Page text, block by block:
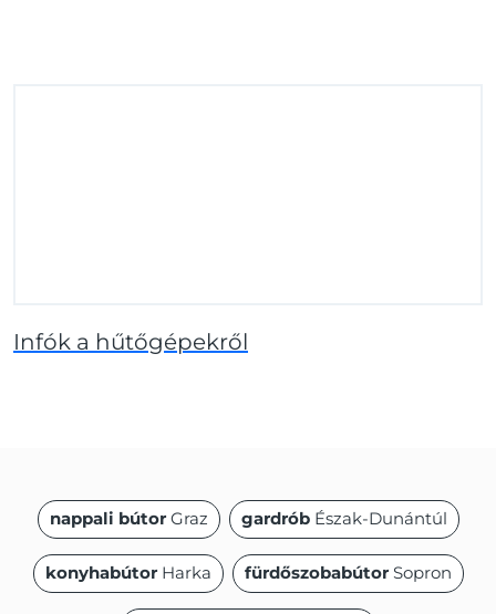
Infók a hűtőgépekről
nappali bútorGraz gardróbÉszak-Dunántúl
konyhabútorHarka fürdőszobabútorSopron